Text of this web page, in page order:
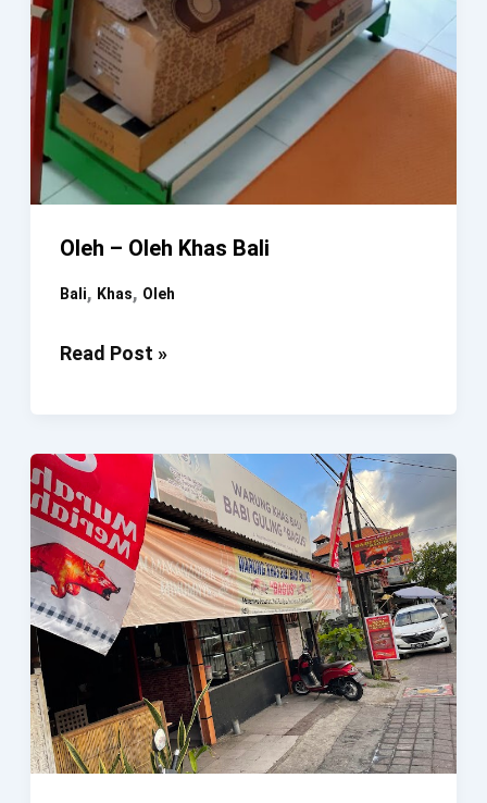
Oleh – Oleh Khas Bali
Bali, Khas, Oleh
Oleh
Bali
Read Post »